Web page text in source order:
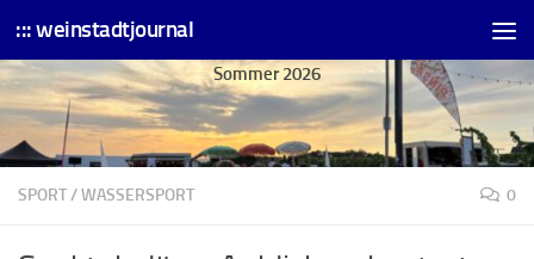
Skip to content
::: weinstadtjournal
Sommer 2026
SPORT/WASSERSPORT 0